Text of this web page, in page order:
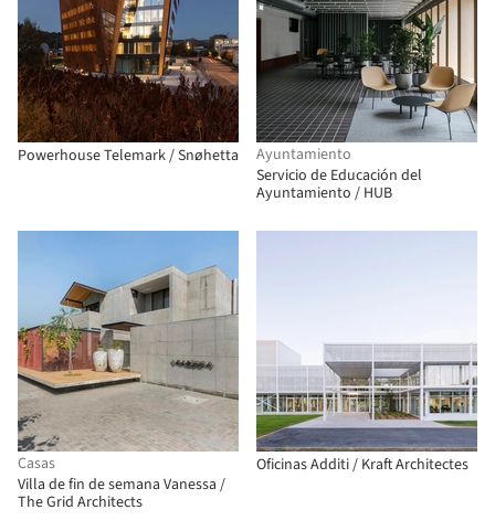
Powerhouse Telemark / Snøhetta
Ayuntamiento
Servicio de Educación del
Ayuntamiento / HUB
Casas
Villa de fin de semana Vanessa /
The Grid Architects
Oficinas Additi / Kraft Architectes